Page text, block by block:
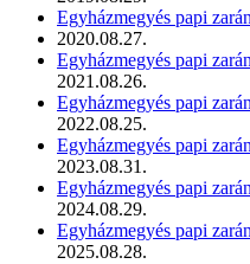
Egyházmegyés papi
2020.08.27.
Egyházmegyés papi
2021.08.26.
Egyházmegyés papi
2022.08.25.
Egyházmegyés papi
2023.08.31.
Egyházmegyés papi
2024.08.29.
Egyházmegyés papi
2025.08.28.